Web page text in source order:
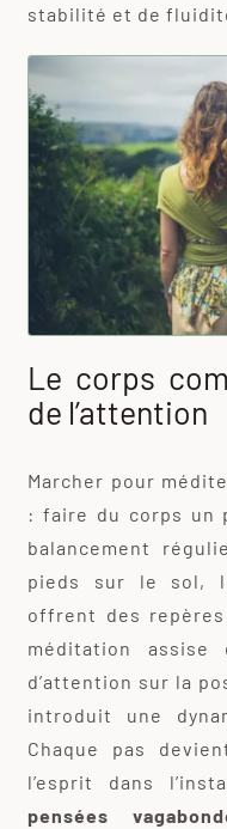
stabilité et de
Le corps
de l’attention
Marcher pour
: faire du corps un
balancement
pieds sur le sol,
offrent des
méditation assise
d’attention sur la
introduit une
Chaque pas
l’esprit dans
pensées